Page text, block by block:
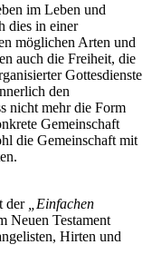
im Leben und
dies in einer
möglichen Arten und
auch die Freiheit, die
Gottesdienste
den
nicht mehr die Form
Gemeinschaft
die Gemeinschaft mit
der
„Einfachen
Neuen Testament
Hirten und